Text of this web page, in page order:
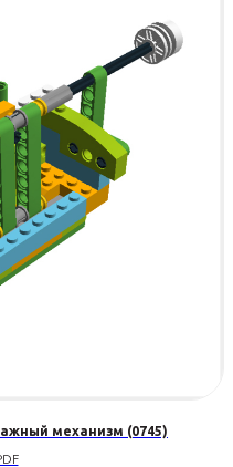
механизм (0745)